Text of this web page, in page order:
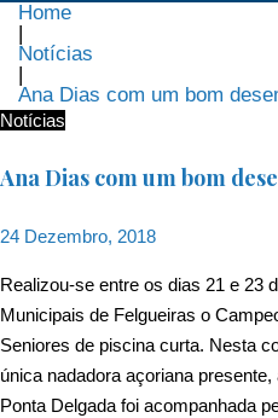
Home
|
Notícias
|
Ana Dias com um bom
Notícias
Ana Dias com um bom
24 Dezembro, 2018
Realizou-se entre os dias 21 e 23
Municipais de Felgueiras o
Seniores de piscina curta. Nesta
única nadadora açoriana
Ponta Delgada foi acompanhada